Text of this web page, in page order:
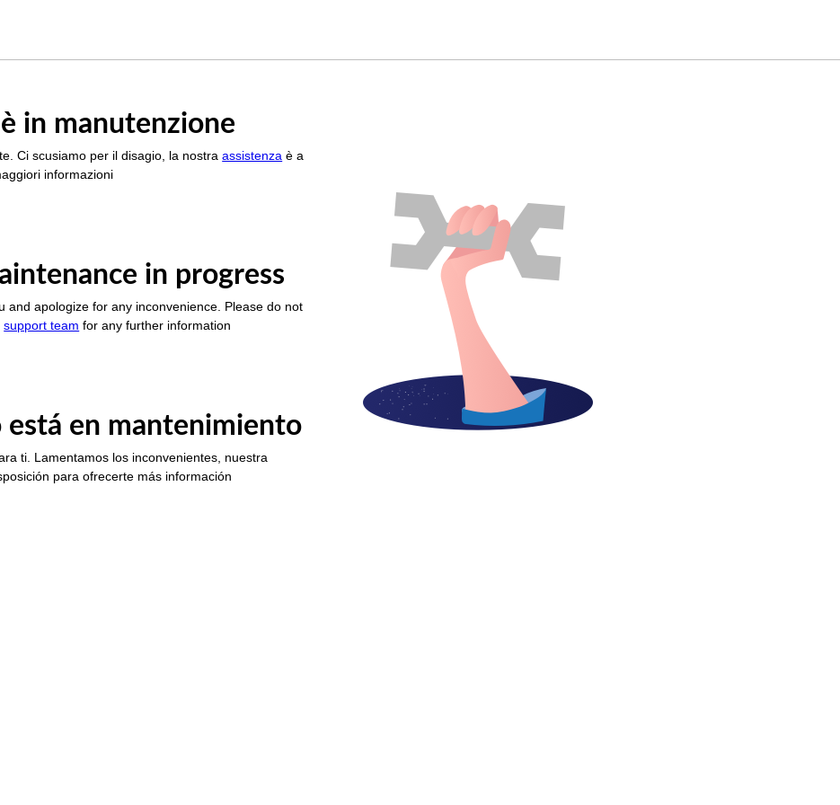
è in manutenzione
Ci scusiamo per il disagio, la nostraassistenza è a
informazioni
in progress
and apologize for any inconvenience. Please do not
support team for any further information
está en mantenimiento
ti. Lamentamos los inconvenientes, nuestra
para ofrecerte más información